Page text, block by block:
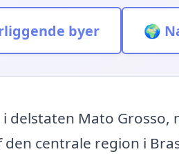
byer 🌍
delstaten Mato Grosso,
den centrale region i